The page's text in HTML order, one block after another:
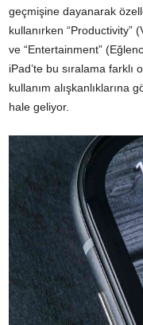
geçmişine dayanarak
kullanırken “Productivity”
ve “Entertainment”
iPad’te bu sıralama
kullanım
hale geliyor.